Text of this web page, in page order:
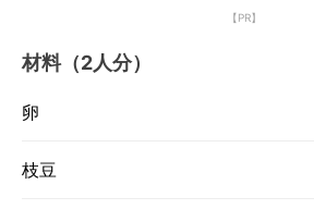
【PR】
材料（2人分）
卵
枝豆